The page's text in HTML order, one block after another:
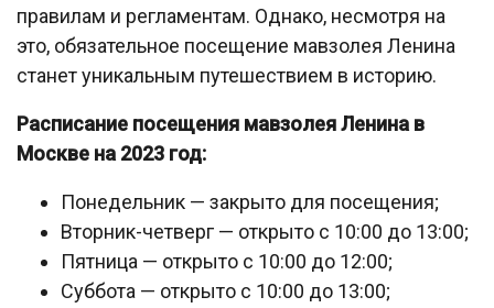
правилам и регламентам. Однако, несмотря на
это, обязательное посещение мавзолея Ленина
станет уникальным путешествием в историю.
Расписание посещения мавзолея Ленина в
Москве на 2023 год:
Понедельник — закрыто для посещения;
Вторник-четверг — открыто с 10:00 до 13:00;
Пятница — открыто с 10:00 до 12:00;
Суббота — открыто с 10:00 до 13:00;